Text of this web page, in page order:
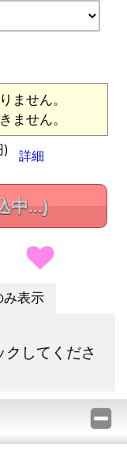
ません。
ません。
) 詳細
中...)
み表示
クしてくださ